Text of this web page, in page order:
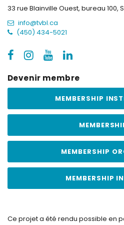
33 rue Blainville Ouest, bureau 100,
info@tvbl.ca
(450) 434-5021
Devenir membre
MEMBERSHIP
MEMBERSHIP
MEMBERSHIP
Ce projet a été rendu possible en